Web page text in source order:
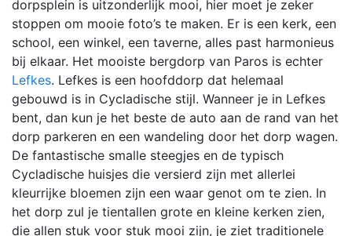
dorpsplein is uitzonderlijk mooi, hier moet je zeker
stoppen om mooie foto’s te maken. Er is een kerk, een
school, een winkel, een taverne, alles past harmonieus
bij elkaar. Het mooiste bergdorp van Paros is echter
Lefkes. Lefkes is een hoofddorp dat helemaal
gebouwd is in Cycladische stijl. Wanneer je in Lefkes
bent, dan kun je het beste de auto aan de rand van het
dorp parkeren en een wandeling door het dorp wagen.
De fantastische smalle steegjes en de typisch
Cycladische huisjes die versierd zijn met allerlei
kleurrijke bloemen zijn een waar genot om te zien. In
het dorp zul je tientallen grote en kleine kerken zien,
die allen stuk voor stuk mooi zijn, je ziet traditionele